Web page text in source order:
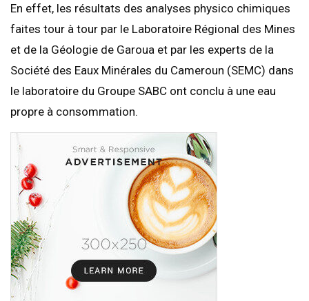
En effet, les résultats des analyses physico chimiques
faites tour à tour par le Laboratoire Régional des Mines
et de la Géologie de Garoua et par les experts de la
Société des Eaux Minérales du Cameroun (SEMC) dans
le laboratoire du Groupe SABC ont conclu à une eau
propre à consommation.